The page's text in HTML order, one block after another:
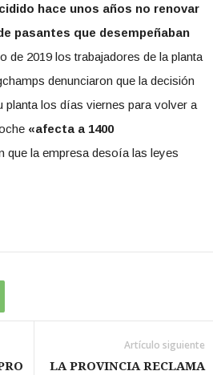
hace unos años no renovar
pasantes que desempeñaban
de 2019 los trabajadores de la planta
denunciaron que la decisión
planta los días viernes para volver a
«afecta a 1400
que la empresa desoía las leyes
Artículo siguiente
LA PROVINCIA RECLAMA